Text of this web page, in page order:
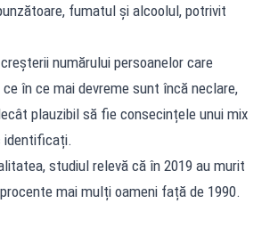
fumatul și alcoolul, potrivit
numărului persoanelor care
în ce mai devreme sunt încă neclare,
plauzibil să fie consecințele unui mix
identificați.
studiul relevă că în 2019 au murit
mai mulți oameni față de 1990.